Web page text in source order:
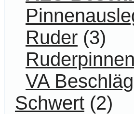
Ruder (3)
Ruderpinnen
VA
Schwert (2)